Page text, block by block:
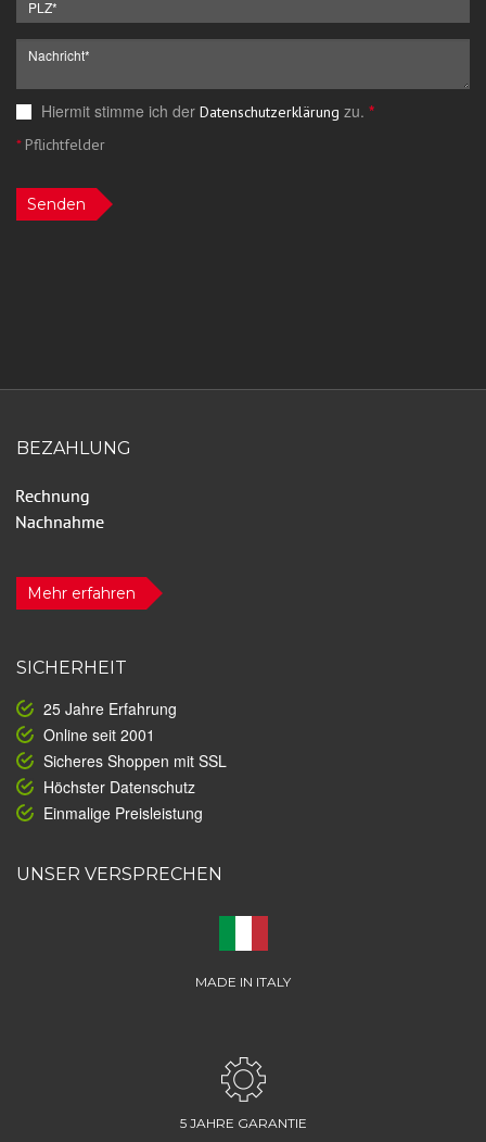
Hiermit stimme ich der Datenschutzerklärung zu. *
*Pflichtfelder
Senden
BEZAHLUNG
Mehr erfahren
SICHERHEIT
25 Jahre Erfahrung
Online seit 2001
Sicheres Shoppen mit SSL
Höchster Datenschutz
Einmalige Preisleistung
UNSER VERSPRECHEN
MADE IN ITALY
5 JAHRE GARANTIE